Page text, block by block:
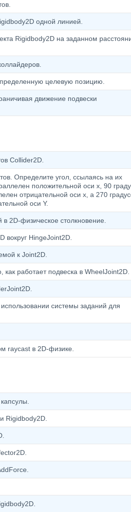
одной линией.
Rigidbody2D на заданном
целевую позицию.
движение подвески
Collider2D.
Определите угол, ссылаясь на их
положительной оси x, 90
отрицательной оси x, а 270
оси Y.
в 2D-физическое столкновение.
вокруг HingeJoint2D.
к Joint2D.
работает подвеска в WheelJoint2D.
системы заданий для
raycast в 2D-физике.
Rigidbody2D.